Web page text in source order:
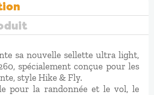
sa nouvelle sellette ultra light,
spécialement conçue pour les
style Hike & Fly.
pour la randonnée et le vol, le